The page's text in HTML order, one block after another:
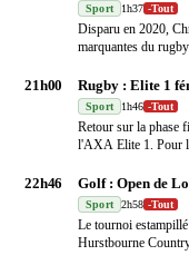
Sport 1h37 -Tout
Disparu en 2020,
marquantes du
21h00 Rugby : Elite 1
Sport 1h46 -Tout
Retour sur la phase
l'AXA Elite 1. Pour
22h46 Golf : Open de
Sport 2h58 -Tout
Le tournoi
Hurstbourne